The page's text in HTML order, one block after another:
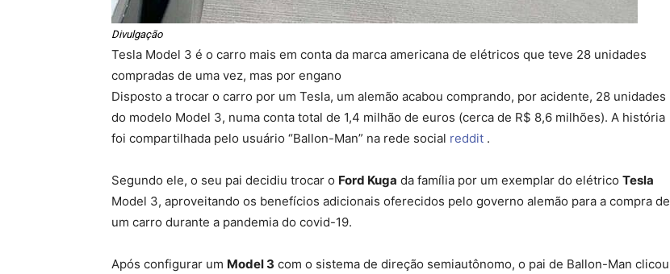
Divulgação
Tesla Model 3 é o carro mais em conta da marca americana de elétricos que teve 28 unidades
compradas de uma vez, mas por engano
Disposto a trocar o carro por um Tesla, um alemão acabou comprando, por acidente, 28 unidades
do modelo Model 3, numa conta total de 1,4 milhão de euros (cerca de R$ 8,6 milhões). A história
foi compartilhada pelo usuário “Ballon-Man” na rede social reddit .
Segundo ele, o seu pai decidiu trocar o Ford Kuga da família por um exemplar do elétrico Tesla
Model 3, aproveitando os benefícios adicionais oferecidos pelo governo alemão para a compra de
um carro durante a pandemia do covid-19.
Após configurar um Model 3 com o sistema de direção semiautônomo, o pai de Ballon-Man clicou